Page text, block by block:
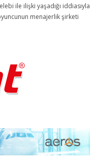
ile ilişki yaşadığı iddiasıyla
menajerlik şirketi